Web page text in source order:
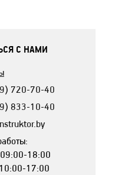
С НАМИ
720-70-40
833-10-40
18:00
17:00